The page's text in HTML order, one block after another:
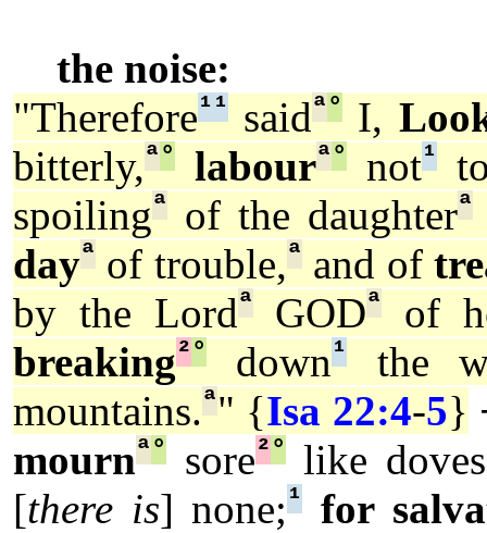
the noise:
"Therefore¹ ¹ saidª° I,
bitterly,ª° labourª° not¹
spoilingª of the daughterª
dayª of trouble,ª and of
by the Lordª GODª
of
breaking²° down¹
the
mountains.ª" {Isa 22:4-5}
mournª° sore²°like
[there is] none;¹
for